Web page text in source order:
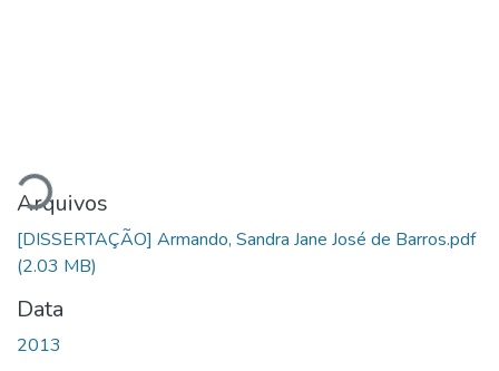
Arquivos
[DISSERTAÇÃO] Armando, Sandra Jane José de Barros.pdf
(2.03 MB)
Data
2013